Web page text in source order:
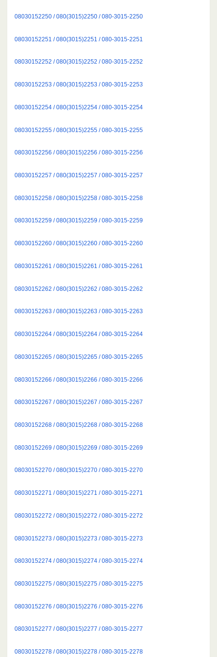
08030152250 / 080(3015)2250 / 080-3015-2250
08030152251 / 080(3015)2251 / 080-3015-2251
08030152252 / 080(3015)2252 / 080-3015-2252
08030152253 / 080(3015)2253 / 080-3015-2253
08030152254 / 080(3015)2254 / 080-3015-2254
08030152255 / 080(3015)2255 / 080-3015-2255
08030152256 / 080(3015)2256 / 080-3015-2256
08030152257 / 080(3015)2257 / 080-3015-2257
08030152258 / 080(3015)2258 / 080-3015-2258
08030152259 / 080(3015)2259 / 080-3015-2259
08030152260 / 080(3015)2260 / 080-3015-2260
08030152261 / 080(3015)2261 / 080-3015-2261
08030152262 / 080(3015)2262 / 080-3015-2262
08030152263 / 080(3015)2263 / 080-3015-2263
08030152264 / 080(3015)2264 / 080-3015-2264
08030152265 / 080(3015)2265 / 080-3015-2265
08030152266 / 080(3015)2266 / 080-3015-2266
08030152267 / 080(3015)2267 / 080-3015-2267
08030152268 / 080(3015)2268 / 080-3015-2268
08030152269 / 080(3015)2269 / 080-3015-2269
08030152270 / 080(3015)2270 / 080-3015-2270
08030152271 / 080(3015)2271 / 080-3015-2271
08030152272 / 080(3015)2272 / 080-3015-2272
08030152273 / 080(3015)2273 / 080-3015-2273
08030152274 / 080(3015)2274 / 080-3015-2274
08030152275 / 080(3015)2275 / 080-3015-2275
08030152276 / 080(3015)2276 / 080-3015-2276
08030152277 / 080(3015)2277 / 080-3015-2277
08030152278 / 080(3015)2278 / 080-3015-2278